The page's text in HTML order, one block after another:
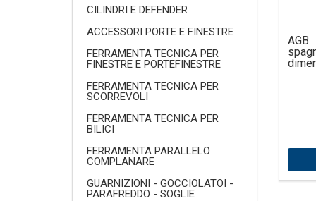
CILINDRI E DEFENDER
ACCESSORI PORTE E FINESTRE
FERRAMENTA TECNICA PER
FINESTRE E PORTEFINESTRE
FERRAMENTA TECNICA PER
SCORREVOLI
FERRAMENTA TECNICA PER
BILICI
FERRAMENTA PARALLELO
COMPLANARE
GUARNIZIONI - GOCCIOLATOI -
PARAFREDDO - SOGLIE